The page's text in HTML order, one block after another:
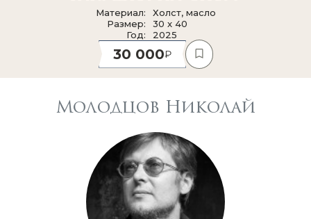
Материал
Холст, масло
Размер
30 x 40
Год
2025
30 000
Молодцов Николай